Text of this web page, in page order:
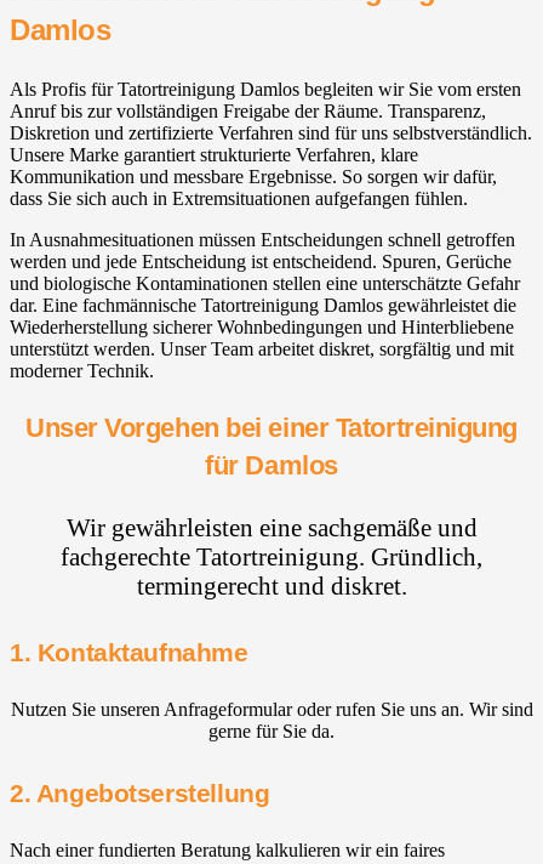
Damlos
Als Profis für Tatortreinigung Damlos begleiten wir Sie vom ersten
Anruf bis zur vollständigen Freigabe der Räume. Transparenz,
Diskretion und zertifizierte Verfahren sind für uns selbstverständlich.
Unsere Marke garantiert strukturierte Verfahren, klare
Kommunikation und messbare Ergebnisse. So sorgen wir dafür,
dass Sie sich auch in Extremsituationen aufgefangen fühlen.
In Ausnahmesituationen müssen Entscheidungen schnell getroffen
werden und jede Entscheidung ist entscheidend. Spuren, Gerüche
und biologische Kontaminationen stellen eine unterschätzte Gefahr
dar. Eine fachmännische Tatortreinigung Damlos gewährleistet die
Wiederherstellung sicherer Wohnbedingungen und Hinterbliebene
unterstützt werden. Unser Team arbeitet diskret, sorgfältig und mit
moderner Technik.
Unser Vorgehen bei einer Tatortreinigung
für Damlos
Wir gewährleisten eine sachgemäße und
fachgerechte Tatortreinigung. Gründlich,
termingerecht und diskret.
1. Kontaktaufnahme
Nutzen Sie unseren Anfrageformular oder rufen Sie uns an. Wir sind
gerne für Sie da.
2. Angebotserstellung
Nach einer fundierten Beratung kalkulieren wir ein faires